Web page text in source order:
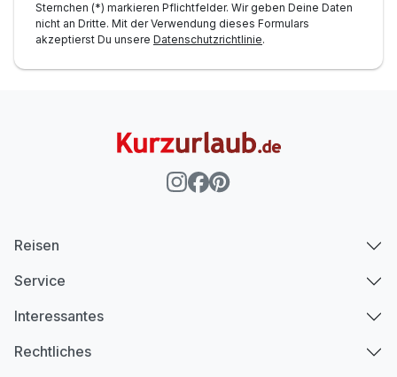
Sternchen (*) markieren Pflichtfelder. Wir geben Deine Daten
nicht an Dritte. Mit der Verwendung dieses Formulars
akzeptierst Du unsere Datenschutzrichtlinie.
Reisen
Service
Interessantes
Rechtliches